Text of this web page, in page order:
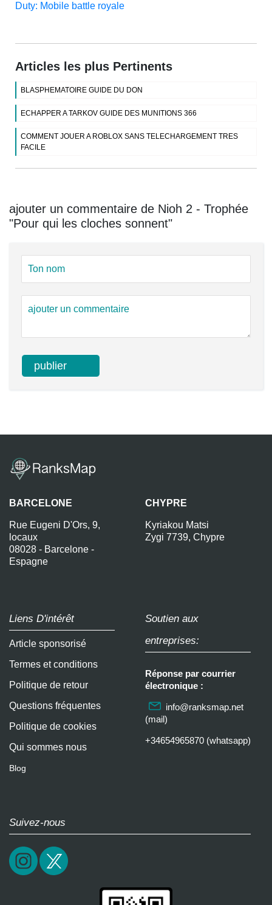
Duty: Mobile battle royale
Articles les plus Pertinents
BLASPHEMATOIRE GUIDE DU DON
ECHAPPER A TARKOV GUIDE DES MUNITIONS 366
COMMENT JOUER A ROBLOX SANS TELECHARGEMENT TRES
FACILE
ajouter un commentaire de Nioh 2 - Trophée
"Pour qui les cloches sonnent"
BARCELONE
Rue Eugeni D'Ors, 9,
locaux
08028 - Barcelone -
Espagne
CHYPRE
Kyriakou Matsi
Zygi 7739, Chypre
Liens D'intérêt
Article sponsorisé
Termes et conditions
Politique de retour
Questions fréquentes
Politique de cookies
Qui sommes nous
Blog
Soutien aux
entreprises:
Réponse par courrier
électronique :
info@ranksmap.net
(mail)
+34654965870 (whatsapp)
Suivez-nous